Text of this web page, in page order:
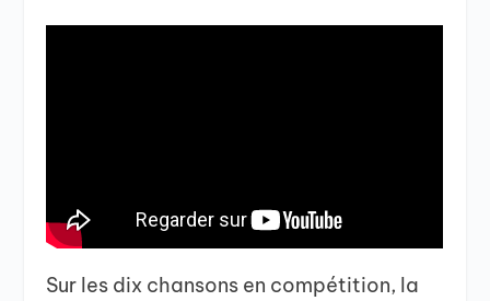
Sur les dix chansons en compétition, la